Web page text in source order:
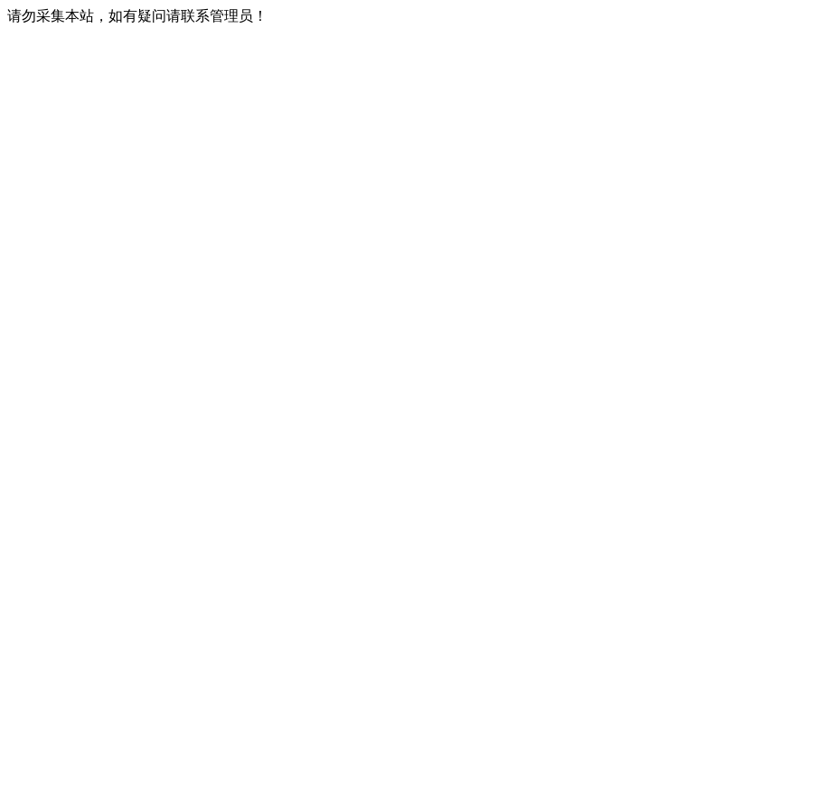
请勿采集本站，如有疑问请联系管理员！